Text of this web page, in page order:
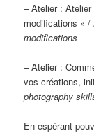
– Atelier : Atelier
modifications » /
modifications
–Atelier :
vos créations,
photography
En espérant